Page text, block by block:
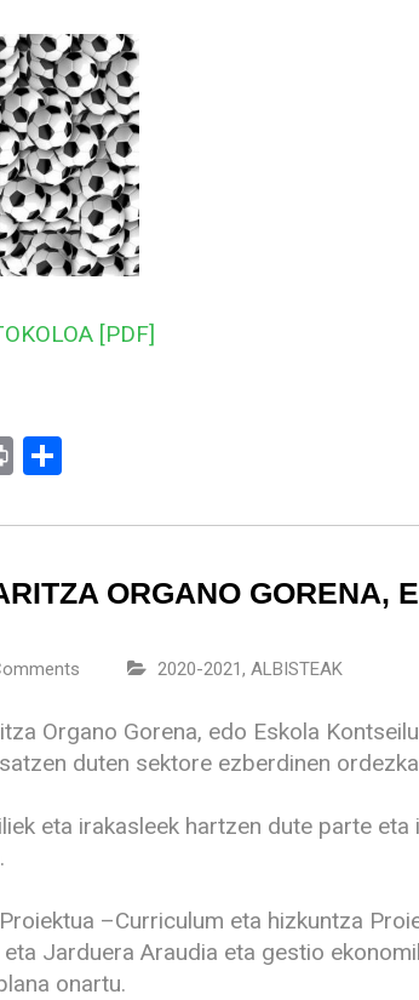
[PDF]
PrintShare
ORGANO GORENA,
2020-2021, ALBISTEAK
Organo Gorena, edo Eskola
duten sektore ezberdinen
eta irakasleek hartzen dute parte
–Curriculum eta hizkuntza
Jarduera Araudia eta gestio
onartu.